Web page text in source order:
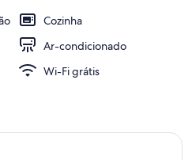
Cozinha
Ar-condicionado
Wi-Fi grátis